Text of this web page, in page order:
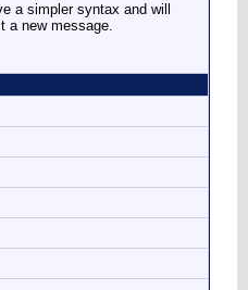
a simpler syntax and will
a new message.